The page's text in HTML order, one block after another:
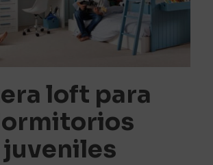
loft para
juveniles